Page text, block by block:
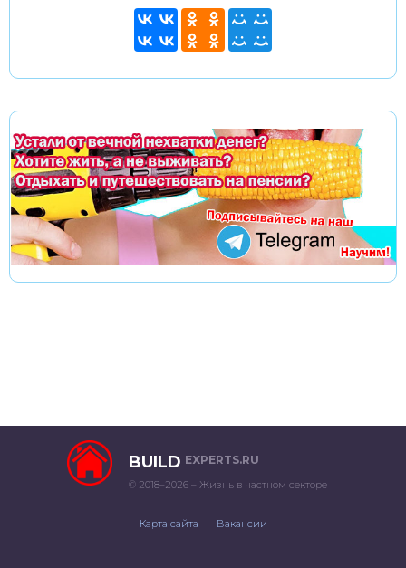
BUILD EXPERTS.RU
© 2018–2026 – Жизнь в частном секторе
Карта сайта Вакансии